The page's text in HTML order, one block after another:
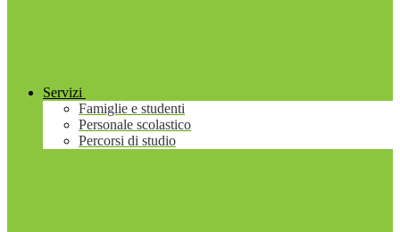
Servizi
Famiglie e studenti
Personale scolastico
Percorsi di studio